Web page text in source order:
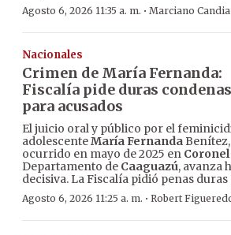
Agosto 6, 2026 11:35 a. m. · Marciano Candia
Nacionales
Crimen de María Fernanda:
Fiscalía pide duras condenas
para acusados
El juicio oral y público por el
adolescenteMaría FernandaBenítez,
ocurrido en mayo de 2025 en Coronel
Departamento de Caaguazú, avanza
decisiva. La Fiscalía pidió penas duras
Agosto 6, 2026 11:25 a. m. · Robert